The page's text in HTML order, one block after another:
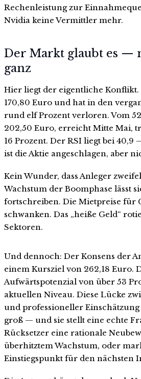
Rechenleistung zur
Nvidia keine Vermittler mehr.
Der Markt glaubt es —
ganz
Hier liegt der eigentliche
170,80 Euro und hat in den
rund elf Prozent verloren. Vom
202,50 Euro, erreicht Mitte Mai,
16 Prozent. Der RSI liegt bei 40,9
ist die Aktie angeschlagen, aber
Kein Wunder, dass Anleger
Wachstum der Boomphase lässt
fortschreiben. Die Mietpreise für
schwanken. Das „heiße Geld“
Sektoren.
Und dennoch: Der Konsens der
einem Kursziel von 262,18 Euro.
Aufwärtspotenzial von über 53
aktuellen Niveau. Diese Lücke
und professioneller
groß — und sie stellt eine echte
Rücksetzer eine rationale
überhitztem Wachstum, oder
Einstiegspunkt für den nächsten